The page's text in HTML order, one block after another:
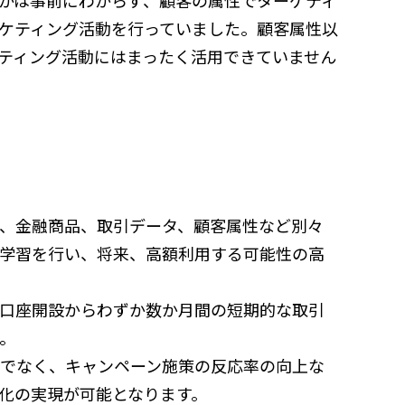
ティング活動を行っていました。顧客属性以
ィング活動にはまったく活用できていません
金融商品、取引データ、顧客属性など別々
習を行い、将来、高額利用する可能性の高
座開設からわずか数か月間の短期的な取引
なく、キャンペーン施策の反応率の向上な
実現が可能となります。